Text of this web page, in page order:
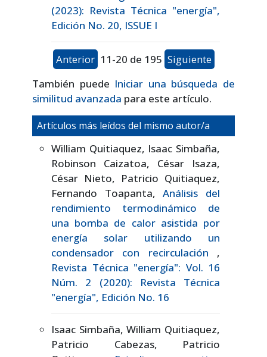
(2023): Revista Técnica "energía",
Edición No. 20, ISSUE I
Anterior 11-20 de 195 Siguiente
También puede Iniciar una búsqueda de
similitud avanzada para este artículo.
Artículos más leídos del mismo autor/a
William Quitiaquez, Isaac Simbaña,
Robinson Caizatoa, César Isaza,
César Nieto, Patricio Quitiaquez,
Fernando Toapanta,Análisis del
rendimiento termodinámico de
una bomba de calor asistida por
energía solar utilizando un
condensador con recirculación ,
Revista Técnica "energía": Vol. 16
Núm. 2 (2020): Revista Técnica
"energía", Edición No. 16
Isaac Simbaña, William Quitiaquez,
Patricio Cabezas, Patricio